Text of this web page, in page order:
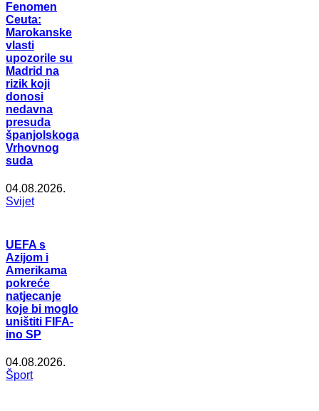
Fenomen
Ceuta:
Marokanske
vlasti
upozorile su
Madrid na
rizik koji
donosi
nedavna
presuda
španjolskoga
Vrhovnog
suda
04.08.2026.
Svijet
UEFA s
Azijom i
Amerikama
pokreće
natjecanje
koje bi moglo
uništiti FIFA-
ino SP
04.08.2026.
Šport